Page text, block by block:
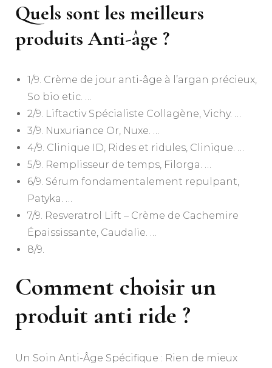
Quels sont les meilleurs
produits Anti-âge ?
1/9. Crème de jour anti-âge à l’argan précieux,
So bio etic. …
2/9. Liftactiv Spécialiste Collagène, Vichy. …
3/9. Nuxuriance Or, Nuxe. …
4/9. Clinique ID, Rides et ridules, Clinique. …
5/9. Remplisseur de temps, Filorga. …
6/9. Sérum fondamentalement repulpant,
Patyka. …
7/9. Resveratrol Lift – Crème de Cachemire
Épaississante, Caudalie. …
8/9.
Comment choisir un
produit anti ride ?
Un Soin Anti-Âge Spécifique : Rien de mieux